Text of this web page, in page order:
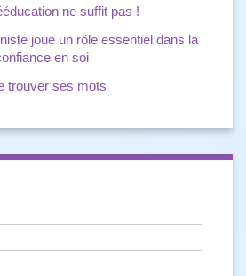
ne suffit pas !
joue un rôle essentiel dans la
en soi
trouver ses mots